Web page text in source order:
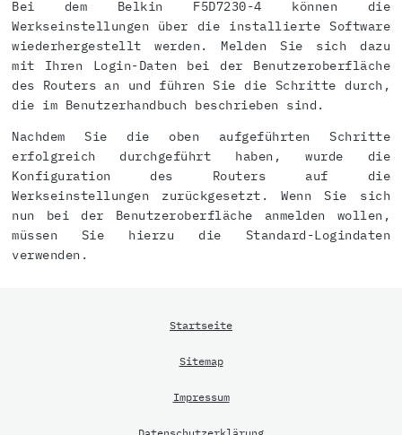
Bei dem Belkin F5D7230-4 können die
Werkseinstellungen über die installierte Software
wiederhergestellt werden. Melden Sie sich dazu
mit Ihren Login-Daten bei der Benutzeroberfläche
des Routers an und führen Sie die Schritte durch,
die im Benutzerhandbuch beschrieben sind.
Nachdem Sie die oben aufgeführten Schritte
erfolgreich durchgeführt haben, wurde die
Konfiguration des Routers auf die
Werkseinstellungen zurückgesetzt. Wenn Sie sich
nun bei der Benutzeroberfläche anmelden wollen,
müssen Sie hierzu die Standard-Logindaten
verwenden.
Startseite
Sitemap
Impressum